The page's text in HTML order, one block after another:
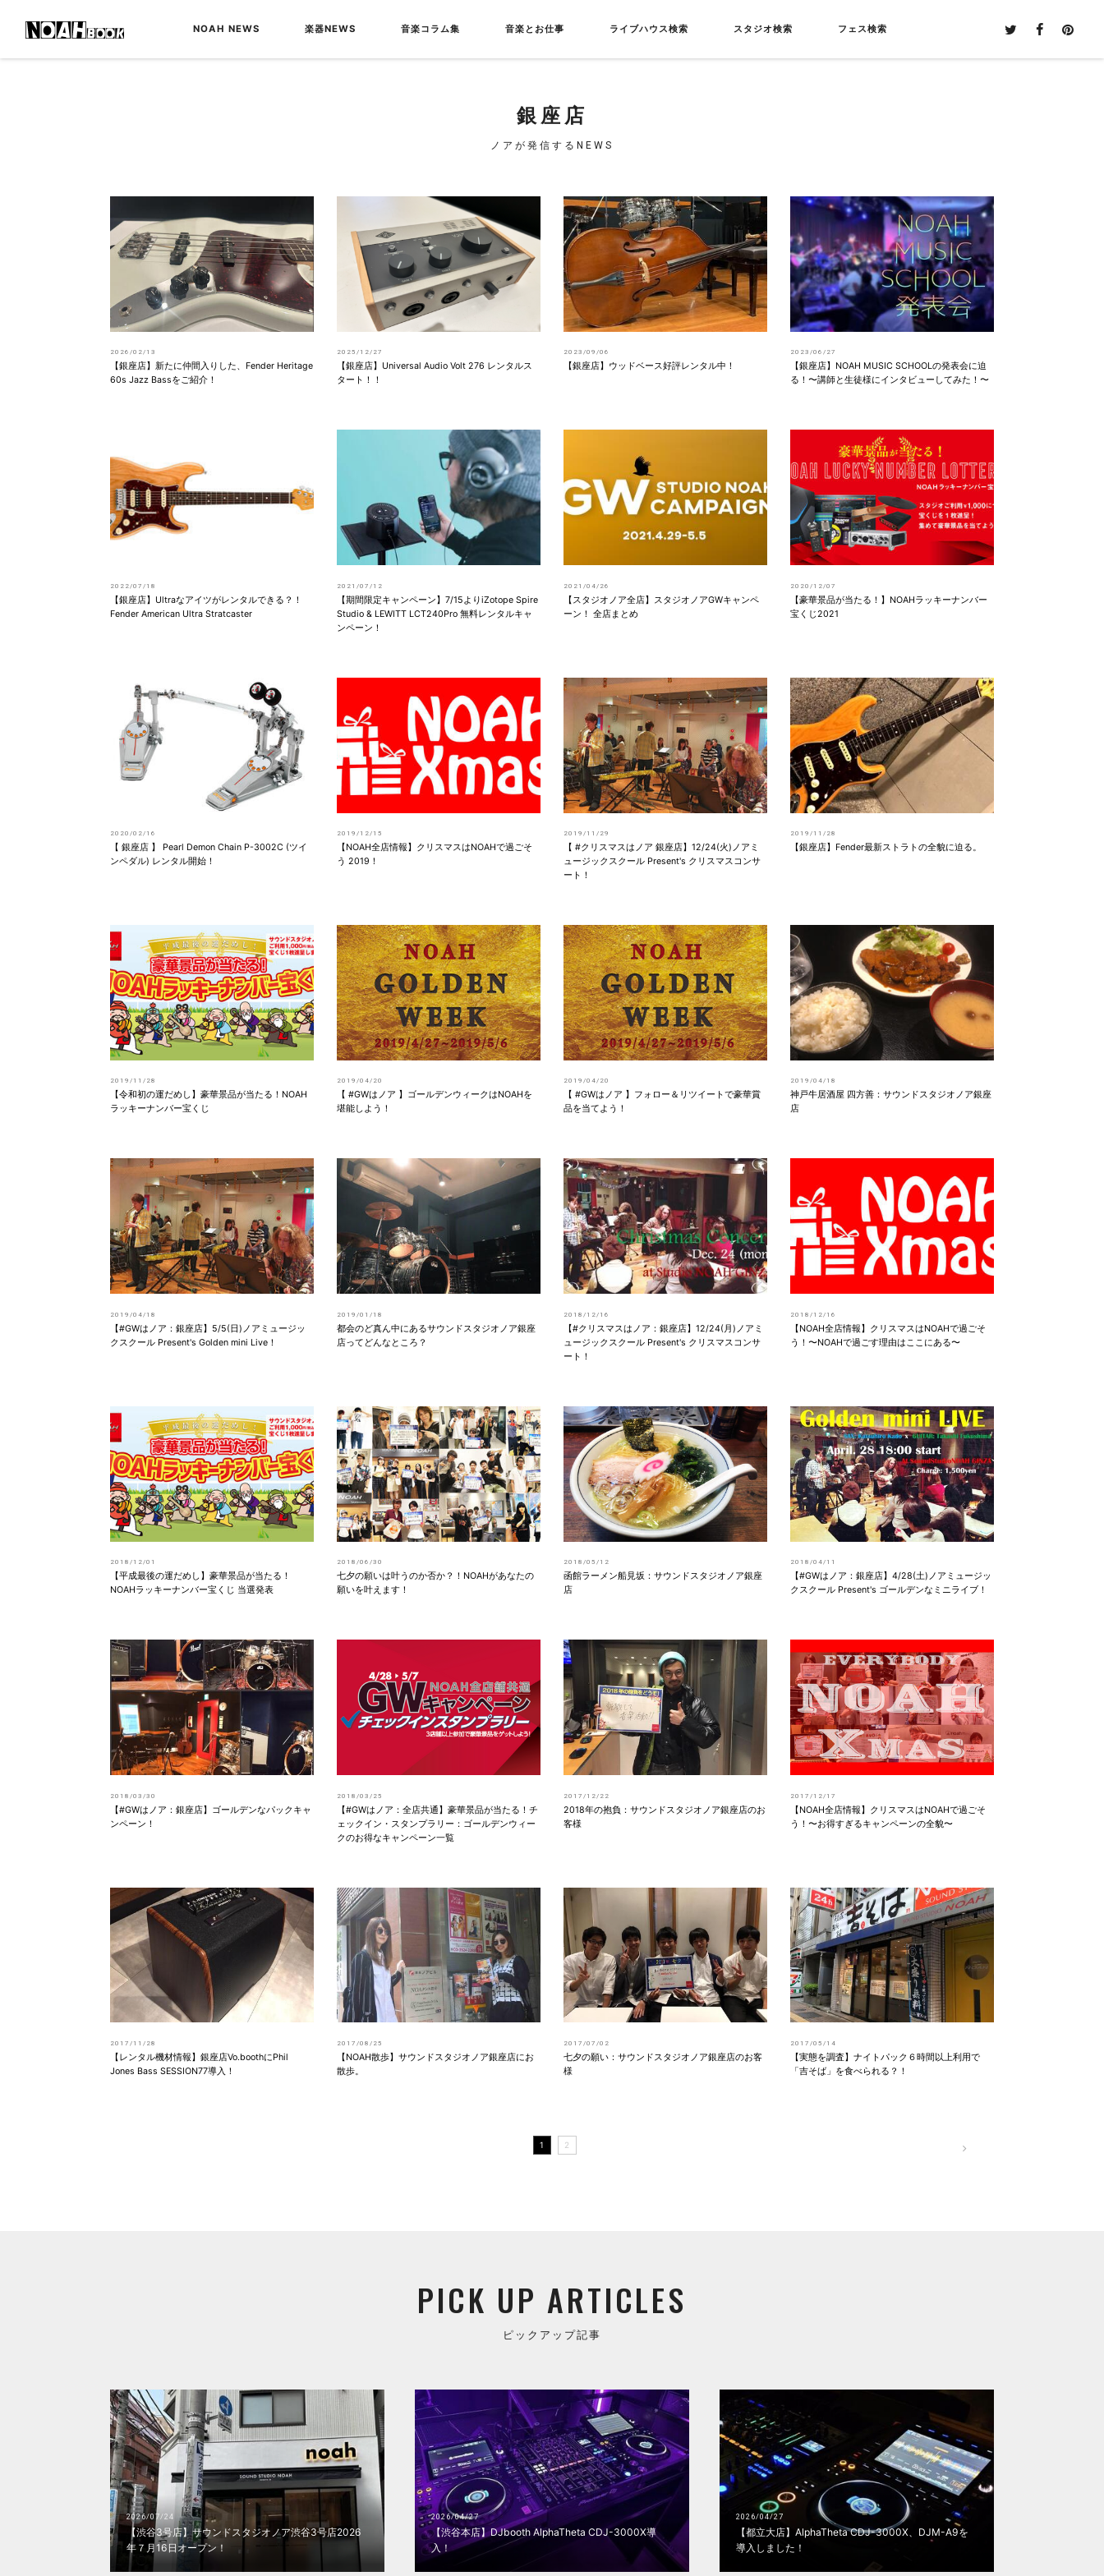
NOAH NEWS 楽器NEWS 音楽コラム集 音楽とお仕事 ライブハウス検索 スタジオ検索 フェス検索
銀座店
ノアが発信するNEWS
2026/02/13
【銀座店】新たに仲間入りした、Fender Heritage
60s Jazz Bassをご紹介！
2025/12/27
【銀座店】Universal Audio Volt 276 レンタルス
タート！！
2023/09/06
【銀座店】ウッドベース好評レンタル中！
2023/06/27
【銀座店】NOAH MUSIC SCHOOLの発表会に迫
る！〜講師と生徒様にインタビューしてみた！〜
2022/07/18
【銀座店】Ultraなアイツがレンタルできる？！
Fender American Ultra Stratcaster
2021/07/12
【期間限定キャンペーン】7/15よりiZotope Spire
Studio & LEWITT LCT240Pro 無料レンタルキャ
ンペーン！
2021/04/26
【スタジオノア全店】スタジオノアGWキャンペ
ーン！ 全店まとめ
2020/12/07
【豪華景品が当たる！】NOAHラッキーナンバー
宝くじ2021
2020/02/16
【 銀座店 】 Pearl Demon Chain P-3002C (ツイ
ンペダル) レンタル開始！
2019/12/15
【NOAH全店情報】クリスマスはNOAHで過ごそ
う 2019！
2019/11/29
【 #クリスマスはノア 銀座店】12/24(火)ノアミ
ュージックスクール Present's クリスマスコンサ
ート！
2019/11/28
【銀座店】Fender最新ストラトの全貌に迫る。
2019/11/28
【令和初の運だめし】豪華景品が当たる！NOAH
ラッキーナンバー宝くじ
2019/04/20
【 #GWはノア 】ゴールデンウィークはNOAHを
堪能しよう！
2019/04/20
【 #GWはノア 】フォロー＆リツイートで豪華賞
品を当てよう！
2019/04/18
神戸牛居酒屋 四方善：サウンドスタジオノア銀座
店
2019/04/18
【#GWはノア：銀座店】5/5(日)ノアミュージッ
クスクール Present's Golden mini Live！
2019/01/18
都会のど真ん中にあるサウンドスタジオノア銀座
店ってどんなところ？
2018/12/16
【#クリスマスはノア：銀座店】12/24(月)ノアミ
ュージックスクール Present's クリスマスコンサ
ート！
2018/12/16
【NOAH全店情報】クリスマスはNOAHで過ごそ
う！〜NOAHで過ごす理由はここにある〜
2018/12/01
【平成最後の運だめし】豪華景品が当たる！
NOAHラッキーナンバー宝くじ 当選発表
2018/06/30
七夕の願いは叶うのか否か？！NOAHがあなたの
願いを叶えます！
2018/05/12
函館ラーメン船見坂：サウンドスタジオノア銀座
店
2018/04/11
【#GWはノア：銀座店】4/28(土)ノアミュージッ
クスクール Present's ゴールデンなミニライブ！
2018/03/30
【#GWはノア：銀座店】ゴールデンなパックキャ
ンペーン！
2018/03/25
【#GWはノア：全店共通】豪華景品が当たる！チ
ェックイン・スタンプラリー：ゴールデンウィー
クのお得なキャンペーン一覧
2017/12/22
2018年の抱負：サウンドスタジオノア銀座店のお
客様
2017/12/17
【NOAH全店情報】クリスマスはNOAHで過ごそ
う！〜お得すぎるキャンペーンの全貌〜
2017/11/28
【レンタル機材情報】銀座店Vo.boothにPhil
Jones Bass SESSION77導入！
2017/08/25
【NOAH散歩】サウンドスタジオノア銀座店にお
散歩。
2017/07/02
七夕の願い：サウンドスタジオノア銀座店のお客
様
2017/05/14
【実態を調査】ナイトパック６時間以上利用で
「吉そば」を食べられる？！
1 2
PICK UP ARTICLES
ピックアップ記事
2026/07/24
【渋谷3号店】サウンドスタジオノア渋谷3号店2026
年７月16日オープン！
2026/04/27
【渋谷本店】DJbooth AlphaTheta CDJ-3000X導
入！
2026/04/27
【都立大店】AlphaTheta CDJ-3000X、DJM-A9を
導入しました！